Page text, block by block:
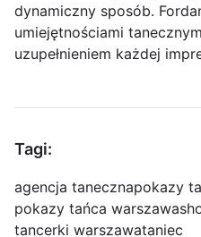
dynamiczny sposób.
umiejętnościami
uzupełnieniem każdej
Tagi:
agencja tanecznapokazy
pokazy tańca warszawa
tancerki warszawataniec